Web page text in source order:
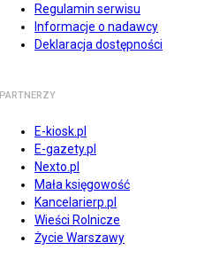
Regulamin serwisu
Informacje o nadawcy
Deklaracja dostępności
PARTNERZY
E-kiosk.pl
E-gazety.pl
Nexto.pl
Mała księgowość
Kancelarierp.pl
Wieści Rolnicze
Życie Warszawy